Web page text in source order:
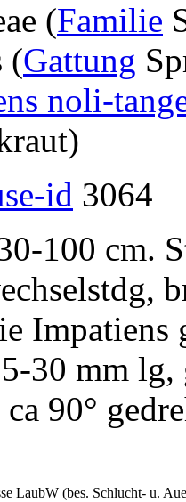
(Familie
(Gattung
noli-
id 3064
100 cm.
30 mm lg,
90°
LaubW (bes. Schlucht- u.